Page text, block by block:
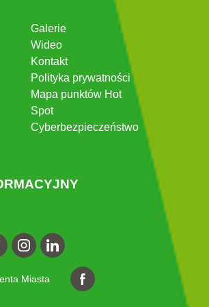
Galerie
Wideo
Kontakt
Polityka prywatności
Mapa punktów Hot
Spot
Cyberbezpieczeństwo
Miasta